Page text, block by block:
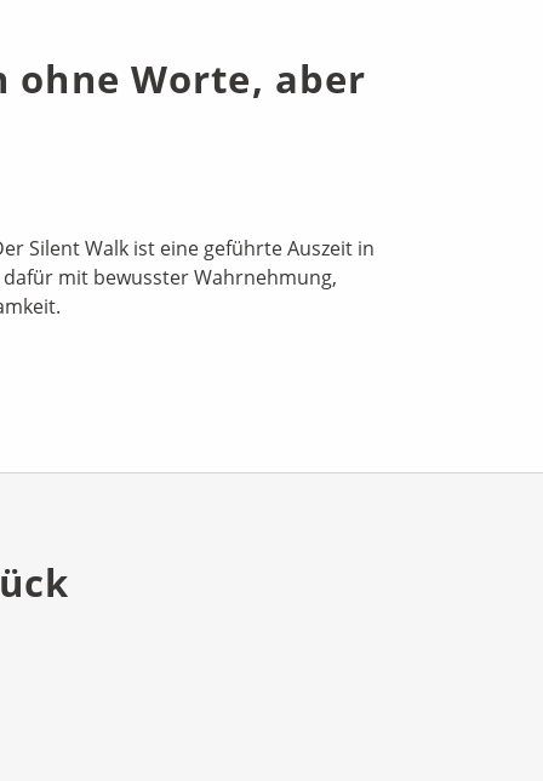
ohne Worte, aber
Silent Walk ist eine geführte Auszeit in
mit bewusster Wahrnehmung,